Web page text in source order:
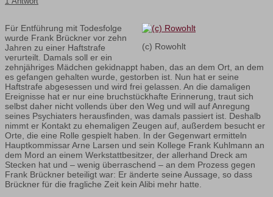
(c) Rowohlt
Für Entführung mit Todesfolge
wurde Frank Brückner vor zehn
Jahren zu einer Haftstrafe
verurteilt. Damals soll er ein
zehnjähriges Mädchen gekidnappt haben, das an dem Ort, an dem
es gefangen gehalten wurde, gestorben ist. Nun hat er seine
Haftstrafe abgesessen und wird frei gelassen. An die damaligen
Ereignisse hat er nur eine bruchstückhafte Erinnerung, traut sich
selbst daher nicht vollends über den Weg und will auf Anregung
seines Psychiaters herausfinden, was damals passiert ist. Deshalb
nimmt er Kontakt zu ehemaligen Zeugen auf, außerdem besucht er
Orte, die eine Rolle gespielt haben. In der Gegenwart ermitteln
Hauptkommissar Arne Larsen und sein Kollege Frank Kuhlmann an
dem Mord an einem Werkstattbesitzer, der allerhand Dreck am
Stecken hat und – wenig überraschend – an dem Prozess gegen
Frank Brückner beteiligt war: Er änderte seine Aussage, so dass
Brückner für die fragliche Zeit kein Alibi mehr hatte.